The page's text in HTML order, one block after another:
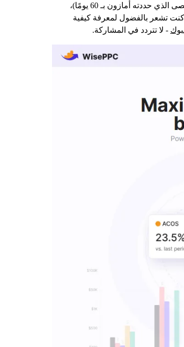
لقد صممنا أدوات لتبسيط الواجهة الخلفية - تحليلات دقيقة، وفلاتر على مستوى الحملة، وبيانات تاريخية طويلة الأجل (نعم، أكثر من الحد الأقصى الذي حددته أمازون بـ 60 يومًا)،
كنت تشعر بالفضول لمعرفة كيفية
- لا تتردد في المشاركة.